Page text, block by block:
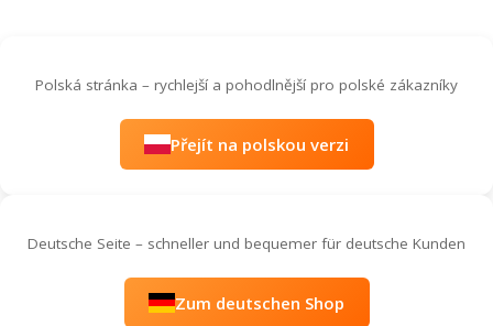
Polská stránka – rychlejší a pohodlnější pro polské zákazníky
Přejít na polskou verzi
Deutsche Seite – schneller und bequemer für deutsche Kunden
Zum deutschen Shop